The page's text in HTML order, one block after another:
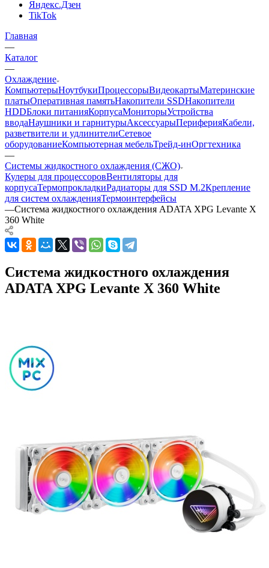
Яндекс.Дзен
TikTok
Главная
—
Каталог
—
Охлаждение
КомпьютерыНоутбукиПроцессорыВидеокартыМатеринские
платыОперативная памятьНакопители SSDНакопители
HDDБлоки питанияКорпусаМониторыУстройства
вводаНаушники и гарнитурыАксессуарыПериферияКабели,
разветвители и удлинителиСетевое
оборудованиеКомпьютерная мебельТрейд-инОргтехника
—
Системы жидкостного охлаждения (СЖО)
Кулеры для процессоровВентиляторы для
корпусаТермопрокладкиРадиаторы для SSD M.2Крепление
для систем охлажденияТермоинтерфейсы
—Система жидкостного охлаждения ADATA XPG Levante X
360 White
Система жидкостного охлаждения
ADATA XPG Levante X 360 White